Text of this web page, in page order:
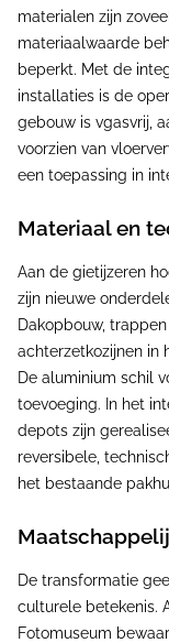
materialen zijn
materiaalwaarde
beperkt. Met de
installaties is de
gebouw is vgasvrij,
voorzien van
een toepassing in
Materiaal en
Aan de gietijzeren
zijn nieuwe
Dakopbouw,
achterzetkozijnen in
De aluminium schil
toevoeging. In het
depots zijn
reversibele,
het bestaande
De transformatie
culturele betekenis.
Fotomuseum